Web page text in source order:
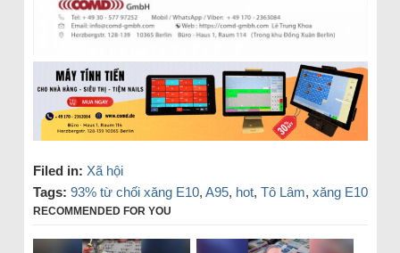
Filed in: Xã hội
Tags: 93% từ chối xăng E10, A95, hot, Tô Lâm, xăng E10
RECOMMENDED FOR YOU